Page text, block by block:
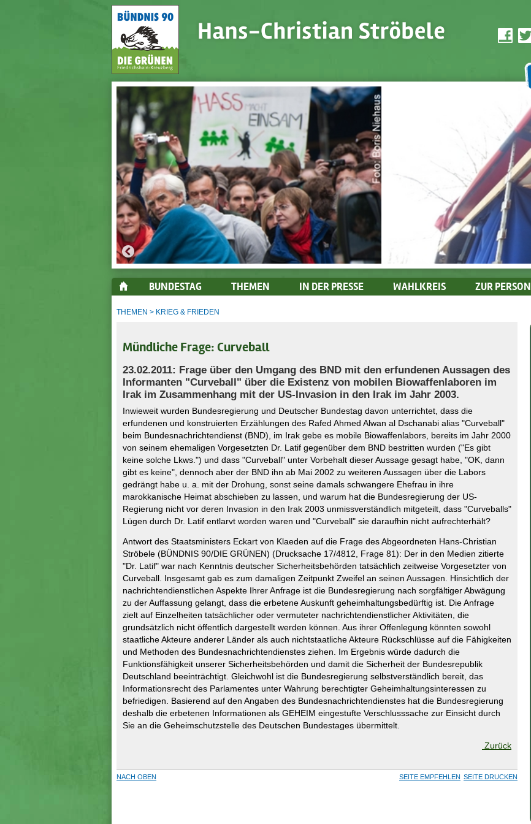
BUNDESTAG THEMEN IN DER PRESSE WAHLKREIS ZUR PERSON
THEMEN > KRIEG & FRIEDEN
Mündliche Frage: Curveball
23.02.2011: Frage über den Umgang des BND mit den erfundenen Aussagen des
Informanten "Curveball" über die Existenz von mobilen Biowaffenlaboren im
Irak im Zusammenhang mit der US-Invasion in den Irak im Jahr 2003.
Inwieweit wurden Bundesregierung und Deutscher Bundestag davon unterrichtet, dass die
erfundenen und konstruierten Erzählungen des Rafed Ahmed Alwan al Dschanabi alias "Curveball"
beim Bundesnachrichtendienst (BND), im Irak gebe es mobile Biowaffenlabors, bereits im Jahr 2000
von seinem ehemaligen Vorgesetzten Dr. Latif gegenüber dem BND bestritten wurden ("Es gibt
keine solche Lkws.") und dass "Curveball" unter Vorbehalt dieser Aussage gesagt habe, "OK, dann
gibt es keine", dennoch aber der BND ihn ab Mai 2002 zu weiteren Aussagen über die Labors
gedrängt habe u. a. mit der Drohung, sonst seine damals schwangere Ehefrau in ihre
marokkanische Heimat abschieben zu lassen, und warum hat die Bundesregierung der US-
Regierung nicht vor deren Invasion in den Irak 2003 unmissverständlich mitgeteilt, dass "Curveballs"
Lügen durch Dr. Latif entlarvt worden waren und "Curveball" sie daraufhin nicht aufrechterhält?
Antwort des Staatsministers Eckart von Klaeden auf die Frage des Abgeordneten Hans-Christian
Ströbele (BÜNDNIS 90/DIE GRÜNEN) (Drucksache 17/4812, Frage 81): Der in den Medien zitierte
"Dr. Latif" war nach Kenntnis deutscher Sicherheitsbehörden tatsächlich zeitweise Vorgesetzter von
Curveball. Insgesamt gab es zum damaligen Zeitpunkt Zweifel an seinen Aussagen. Hinsichtlich der
nachrichtendienstlichen Aspekte Ihrer Anfrage ist die Bundesregierung nach sorgfältiger Abwägung
zu der Auffassung gelangt, dass die erbetene Auskunft geheimhaltungsbedürftig ist. Die Anfrage
zielt auf Einzelheiten tatsächlicher oder vermuteter nachrichtendienstlicher Aktivitäten, die
grundsätzlich nicht öffentlich dargestellt werden können. Aus ihrer Offenlegung könnten sowohl
staatliche Akteure anderer Länder als auch nichtstaatliche Akteure Rückschlüsse auf die Fähigkeiten
und Methoden des Bundesnachrichtendienstes ziehen. Im Ergebnis würde dadurch die
Funktionsfähigkeit unserer Sicherheitsbehörden und damit die Sicherheit der Bundesrepublik
Deutschland beeinträchtigt. Gleichwohl ist die Bundesregierung selbstverständlich bereit, das
Informationsrecht des Parlamentes unter Wahrung berechtigter Geheimhaltungsinteressen zu
befriedigen. Basierend auf den Angaben des Bundesnachrichtendienstes hat die Bundesregierung
deshalb die erbetenen Informationen als GEHEIM eingestufte Verschlusssache zur Einsicht durch
Sie an die Geheimschutzstelle des Deutschen Bundestages übermittelt.
Zurück
NACH OBEN SEITE DRUCKEN
SEITE EMPFEHLEN